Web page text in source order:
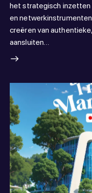
het strategisch
en
creëren van
aansluiten…